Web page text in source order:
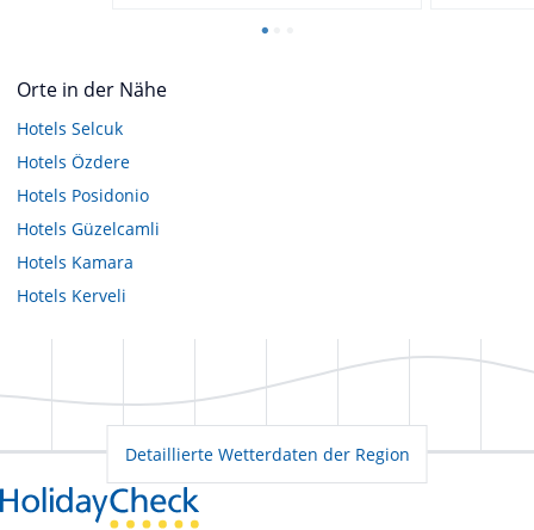
Orte in der Nähe
Hotels Selcuk
Hotels Özdere
Hotels Posidonio
Hotels Güzelcamli
Hotels Kamara
Hotels Kerveli
Detaillierte Wetterdaten der Region